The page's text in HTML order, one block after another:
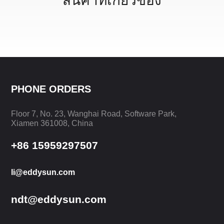
PHONE ORDERS
Floor 7, No. 23, Wanghai Road, Software Park,
Xiamen 361008, China
+86 15959297507
li@eddysun.com
ndt@eddysun.com